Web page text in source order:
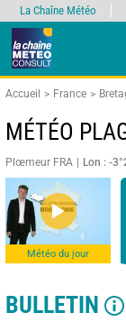
Accueil France
MÉTÉO
Plœmeur FRA Lon : -
Météo du jour
BULLETIN
La Chaîne Météo